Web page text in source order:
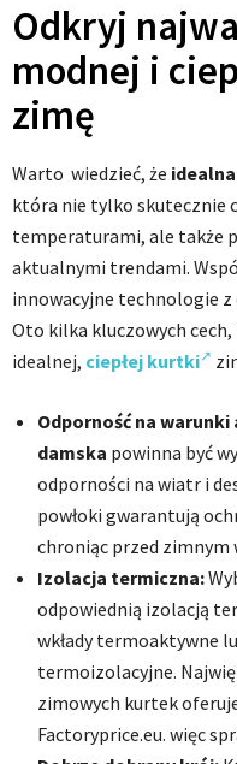
Odkryj
modnej i
zimę
Warto wiedzieć, że
która nie tylko skutecznie
temperaturami, ale także
aktualnymi trendami.
innowacyjne technologie
Oto kilka kluczowych
idealnej, ciepłej kurtki
Odporność na
damska powinna być
odporności na wiatr i
powłoki gwarantują
chroniąc przed zimnym
Izolacja termiczna:
odpowiednią izolacją
wkłady termoaktywne
termoizolacyjne.
zimowych kurtek
Factoryprice.eu. więc